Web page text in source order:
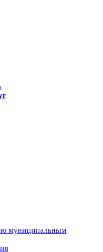
муниципальным